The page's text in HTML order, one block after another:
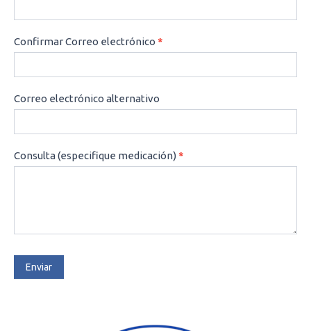
Confirmar Correo electrónico *
Correo electrónico alternativo
Consulta (especifique medicación)*
Enviar